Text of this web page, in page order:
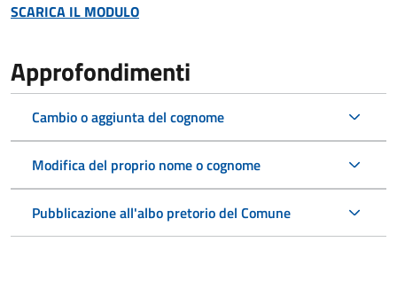
SCARICA IL MODULO
Approfondimenti
Cambio o aggiunta del cognome
Modifica del proprio nome o cognome
Pubblicazione all'albo pretorio del Comune